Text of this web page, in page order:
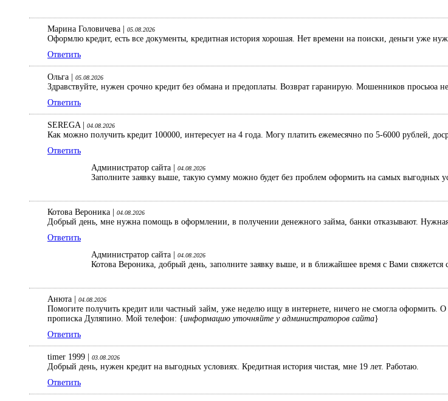
Марина Головичева | 05.08.2026
Оформлю кредит, есть все документы, кредитная история хорошая. Нет времени на поиски, деньги уже
Ответить
Ольга | 05.08.2026
Здравствуйте, нужен срочно кредит без обмана и предоплаты. Возврат гаранирую. Мошенников просьюа
Ответить
SEREGA | 04.08.2026
Как можно получить кредит 100000, интересует на 4 года. Могу платить ежемесячно по 5-6000 рублей,
Ответить
Администратор сайта |
04.08.2026
Заполните заявку выше, такую сумму можно будет без проблем оформить на самых выгодных
Котова Вероника | 04.08.2026
Добрый день, мне нужна помощь в оформлении, в получении денежного займа, банки отказывают.
Ответить
Администратор сайта |
04.08.2026
Котова Вероника, добрый день, заполните заявку выше, и в ближайшее время с Вами свяжется
Анюта | 04.08.2026
Помогите получить кредит или частный займ, уже неделю ищу в интернете, ничего не смогла оформить.
прописка Дуляпино. Мой телефон: {информацию уточняйте у администраторов сайта}
Ответить
timer 1999 | 03.08.2026
Добрый день, нужен кредит на выгодных условиях. Кредитная история чистая, мне 19 лет. Работаю.
Ответить